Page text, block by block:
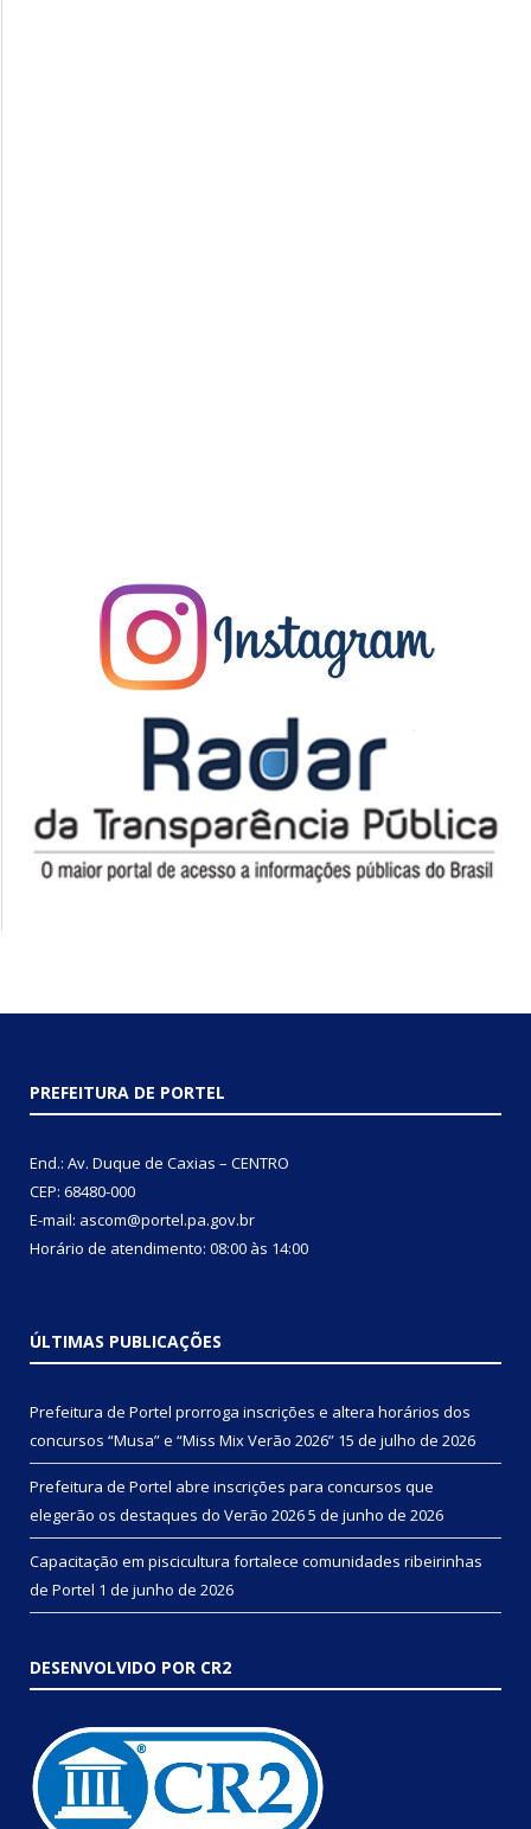
PREFEITURA DE PORTEL
End.: Av. Duque de Caxias – CENTRO
CEP: 68480-000
E-mail: ascom@portel.pa.gov.br
Horário de atendimento: 08:00 às 14:00
ÚLTIMAS PUBLICAÇÕES
Prefeitura de Portel prorroga inscrições e altera horários dos
concursos “Musa” e “Miss Mix Verão 2026” 15 de julho de 2026
Prefeitura de Portel abre inscrições para concursos que
elegerão os destaques do Verão 20265 de junho de 2026
Capacitação em piscicultura fortalece comunidades ribeirinhas
de Portel 1 de junho de 2026
DESENVOLVIDO POR CR2